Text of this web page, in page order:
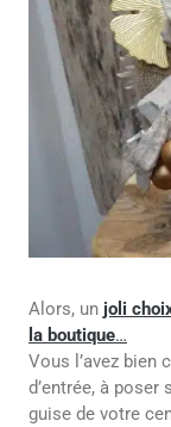
Alors, un joli
la boutique…
Vous l’avez bien
d’entrée, à
guise de votre